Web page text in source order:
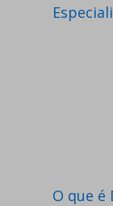
O que é